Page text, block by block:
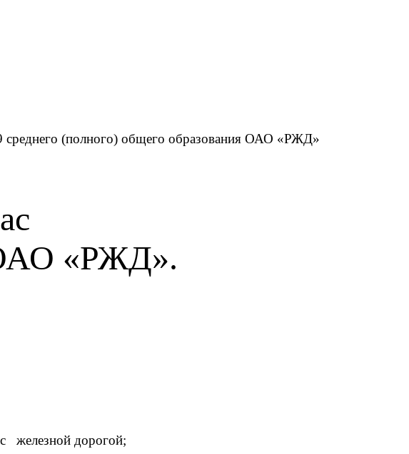
среднего (полного) общего образования ОАО «РЖД»
«РЖД».
железной дорогой;